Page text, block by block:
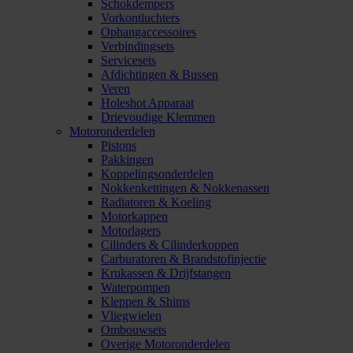
Schokdempers
Vorkontluchters
Ophangaccessoires
Verbindingsets
Servicesets
Afdichtingen & Bussen
Veren
Holeshot Apparaat
Drievoudige Klemmen
Motoronderdelen
Pistons
Pakkingen
Koppelingsonderdelen
Nokkenkettingen & Nokkenassen
Radiatoren & Koeling
Motorkappen
Motorlagers
Cilinders & Cilinderkoppen
Carburatoren & Brandstofinjectie
Krukassen & Drijfstangen
Waterpompen
Kleppen & Shims
Vliegwielen
Ombouwsets
Overige Motoronderdelen